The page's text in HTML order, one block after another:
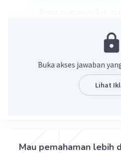
dengan makna kamus.
Beri Rating
Iklan
Gold
sebenarnya.
Buka akses jawaban
Lihat
Mau pemahaman lebih